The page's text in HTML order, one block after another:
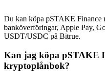
Deposit CASHCAT & Win
Share 500000
Du kan köpa pSTAKE Finance
banköverföringar, Apple Pay,
USDT/USDC på Bitrue.
Kan jag köpa pSTAKE
kryptoplånbok?